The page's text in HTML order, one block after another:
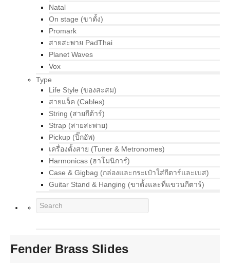
Natal
On stage (ขาตั้ง)
Promark
สายสะพาย PadThai
Planet Waves
Vox
Type
Life Style (ของสะสม)
สายแจ็ค (Cables)
String (สายกีต้าร์)
Strap (สายสะพาย)
Pickup (ปิ๊กอัพ)
เครื่องตั้งสาย (Tuner & Metronomes)
Harmonicas (ฮาโมนิการ์)
Case & Gigbag (กล่องและกระเป๋าใส่กีตาร์และเบส)
Guitar Stand & Hanging (ขาตั้งและที่แขวนกีตาร์)
Fender Brass Slides